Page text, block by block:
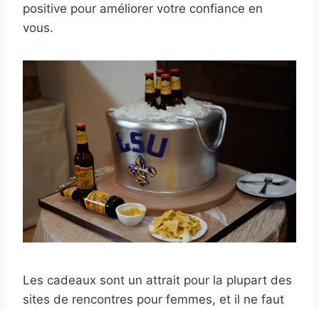
positive pour améliorer votre confiance en
vous.
Les cadeaux sont un attrait pour la plupart des
sites de rencontres pour femmes, et il ne faut